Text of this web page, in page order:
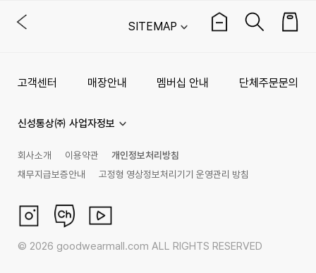
SITEMAP
고객센터 매장안내 멤버십 안내 단체주문문의
신성통상㈜ 사업자정보
회사소개 이용약관
개인정보처리방침
채무지급보증안내
고정형 영상정보처리기기 운영관리 방침
© 2026 goodwearmall.com ALL RIGHTS RESERVED